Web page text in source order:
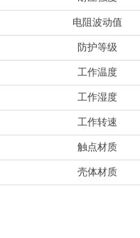
电阻波动值
防护等级
工作温度
工作湿度
工作转速
触点材质
壳体材质